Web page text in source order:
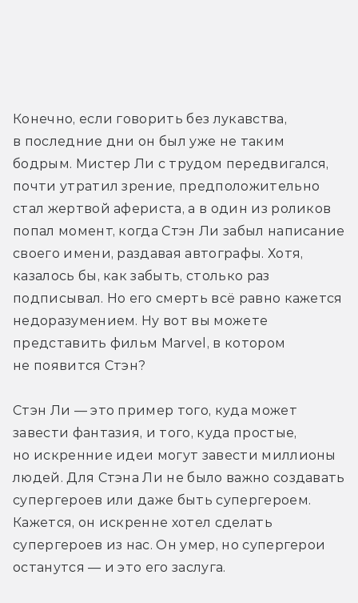
Конечно, если говорить без лукавства,
в последние дни он был уже не таким
бодрым. Мистер Ли с трудом передвигался,
почти утратил зрение, предположительно
стал жертвой афериста, а в один из роликов
попал момент, когда Стэн Ли забыл написание
своего имени, раздавая автографы. Хотя,
казалось бы, как забыть, столько раз
подписывал. Но его смерть всё равно кажется
недоразумением. Ну вот вы можете
представить фильм Marvel, в котором
не появится Стэн?
Стэн Ли — это пример того, куда может
завести фантазия, и того, куда простые,
но искренние идеи могут завести миллионы
людей. Для Стэна Ли не было важно создавать
супергероев или даже быть супергероем.
Кажется, он искренне хотел сделать
супергероев из нас. Он умер, но супергерои
останутся — и это его заслуга.